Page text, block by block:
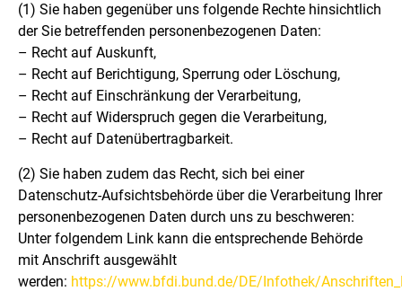
(1) Sie haben gegenüber uns folgende Rechte hinsichtlich
der Sie betreffenden personenbezogenen Daten:
– Recht auf Auskunft,
– Recht auf Berichtigung, Sperrung oder Löschung,
– Recht auf Einschränkung der Verarbeitung,
– Recht auf Widerspruch gegen die Verarbeitung,
– Recht auf Datenübertragbarkeit.
(2) Sie haben zudem das Recht, sich bei einer
Datenschutz-Aufsichtsbehörde über die Verarbeitung Ihrer
personenbezogenen Daten durch uns zu beschweren:
Unter folgendem Link kann die entsprechende Behörde
mit Anschrift ausgewählt
werden: https://www.bfdi.bund.de/DE/Infothek/